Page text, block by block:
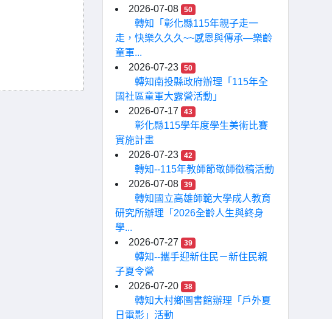
2026-07-08
50
轉知「彰化縣115年親子走一
走，快樂久久久~~感恩與傳承—樂齡
童軍...
2026-07-23
50
轉知南投縣政府辦理「115年全
國社區童軍大露營活動」
2026-07-17
43
彰化縣115學年度學生美術比賽
實施計畫
2026-07-23
42
轉知--115年教師節敬師徵稿活動
2026-07-08
39
轉知國立高雄師範大學成人教育
研究所辦理「2026全齡人生與終身
學...
2026-07-27
39
轉知--攜手迎新住民－新住民親
子夏令營
2026-07-20
38
轉知大村鄉圖書館辦理「戶外夏
日電影」活動